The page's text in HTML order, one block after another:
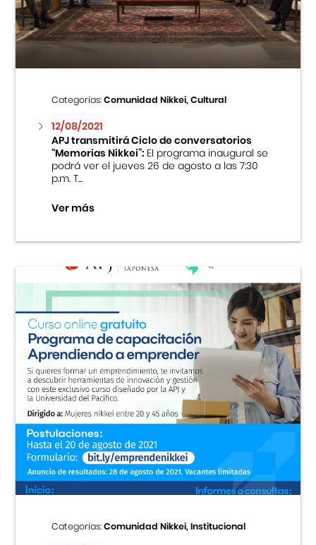
Centro Cultural Peruano Japonés
Museo de la Inmigración Japonesa
Fondo Editorial
Teatro Peruano Japonés
Categorías:Comunidad Nikkei, Cultural
12/08/2021
APJ transmitirá Ciclo de conversatorios
“Memorias Nikkei”:El programa inaugural se
podrá ver el jueves 26 de agosto a las 7:30
p.m. T...
Ver más
Categorías:Comunidad Nikkei, Institucional